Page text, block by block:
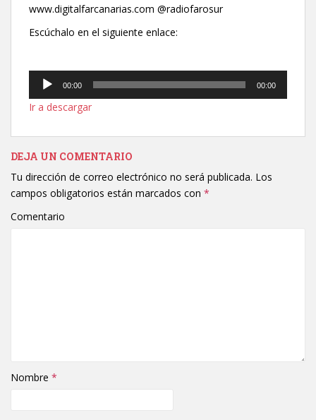
www.digitalfarcanarias.com @radiofarosur
Escúchalo en el siguiente enlace:
Reproductor
audio
00:00 00:00
Ir a descargar
DEJA UN COMENTARIO
Tu dirección de correo electrónico no será publicada. Los
campos obligatorios están marcados con *
Comentario
Nombre *